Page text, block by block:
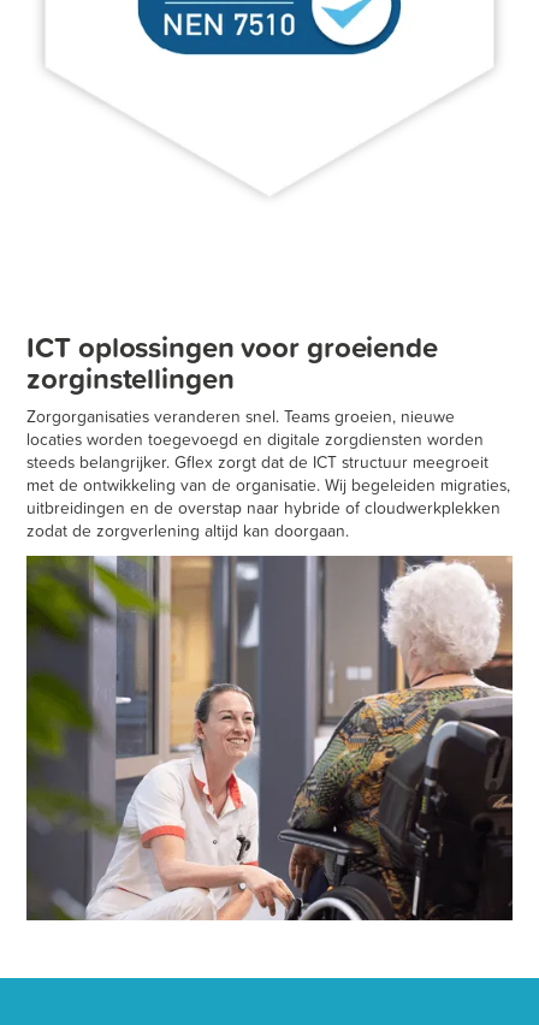
ICT oplossingen voor groeiende
zorginstellingen
Zorgorganisaties veranderen snel. Teams groeien, nieuwe
locaties worden toegevoegd en digitale zorgdiensten worden
steeds belangrijker. Gflex zorgt dat de ICT structuur meegroeit
met de ontwikkeling van de organisatie. Wij begeleiden migraties,
uitbreidingen en de overstap naar hybride of cloudwerkplekken
zodat de zorgverlening altijd kan doorgaan.